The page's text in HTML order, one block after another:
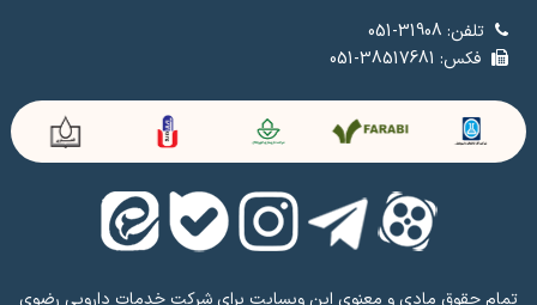
تلفن: 31908-051
فکس: 38517681-051
تمام حقوق مادی و معنوی این وبسایت برای شرکت خدمات دارویی رضوی